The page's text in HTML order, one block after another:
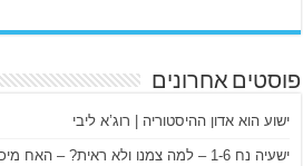
פוסטים אחרונים
ישוע הוא אדון ההיסטוריה | רוג’א ליבי
ישעיה נח 1-6 – למה צמנו ולא ראית? – האח מיכאל בנטלי